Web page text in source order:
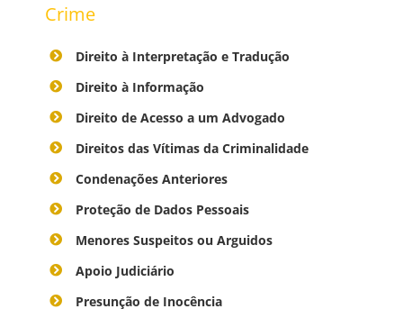
Crime
Direito à Interpretação e Tradução
Direito à Informação
Direito de Acesso a um Advogado
Direitos das Vítimas da Criminalidade
Condenações Anteriores
Proteção de Dados Pessoais
Menores Suspeitos ou Arguidos
Apoio Judiciário
Presunção de Inocência